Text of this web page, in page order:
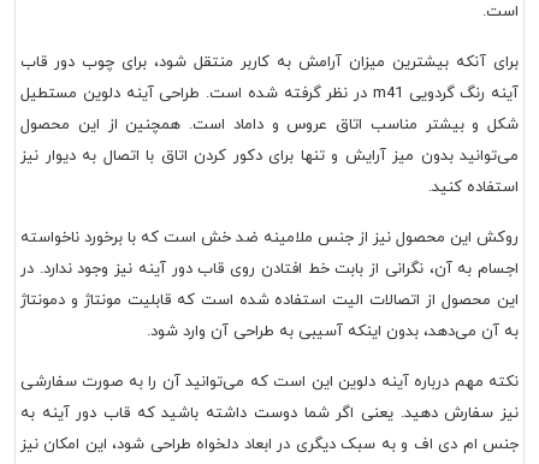
است.
برای آنکه بیشترین میزان آرامش به کاربر منتقل شود، برای چوب دور قاب
آینه رنگ گردویی m41 در نظر گرفته شده است. طراحی آینه دلوین مستطیل
شکل و بیشتر مناسب اتاق عروس و داماد است. همچنین از این محصول
می‌توانید بدون میز آرایش و تنها برای دکور کردن اتاق با اتصال به دیوار نیز
استفاده کنید.
روکش این محصول نیز از جنس ملامینه ضد خش است که با برخورد ناخواسته
اجسام به آن، نگرانی از بابت خط افتادن روی قاب دور آینه نیز وجود ندارد. در
این محصول از اتصالات الیت استفاده شده است که قابلیت مونتاژ و دمونتاژ
به آن می‌دهد، بدون اینکه آسیبی به طراحی آن وارد شود.
نکته مهم درباره آینه دلوین این است که می‌توانید آن را به صورت سفارشی
نیز سفارش دهید. یعنی اگر شما دوست داشته باشید که قاب دور آینه به
جنس ام دی اف و به سبک دیگری در ابعاد دلخواه طراحی شود، این امکان نیز